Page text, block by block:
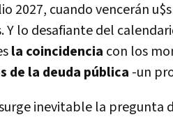
2027, cuando vencerán
Y lo desafiante del
la coincidencia con los
de la deuda pública -un
inevitable la pregunta